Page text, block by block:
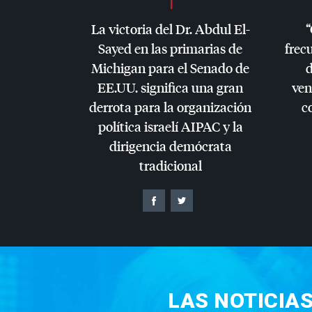
La victoria del Dr. Abdul El-
Sayed en las primarias de
Michigan para el Senado de
EE.UU. significa una gran
derrota para la organización
política israelíAIPACy la
dirigencia demócrata
tradicional
LAS